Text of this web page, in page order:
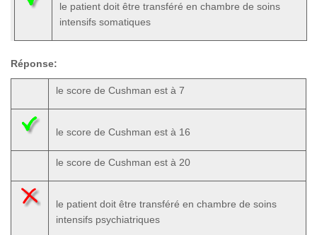
le patient doit être transféré en chambre de soins
intensifs somatiques
Réponse:
le score de Cushman est à 7
le score de Cushman est à 16
le score de Cushman est à 20
le patient doit être transféré en chambre de soins
intensifs psychiatriques